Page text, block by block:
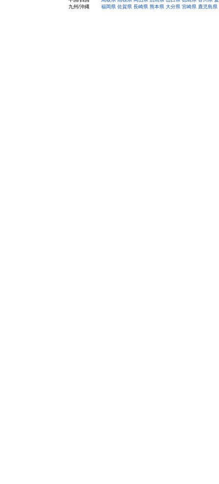
九州/沖縄
福岡県 佐賀県 長崎県 熊本県 大分県 宮崎県 鹿児島県